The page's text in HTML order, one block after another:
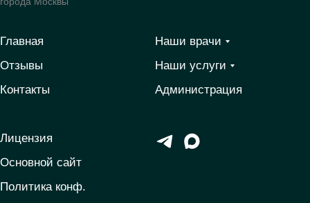
Главная
Отзывы
Контакты
Наши врачи
Наши услуги
Администрация
Лицензия
Основной сайт
Политика конф.